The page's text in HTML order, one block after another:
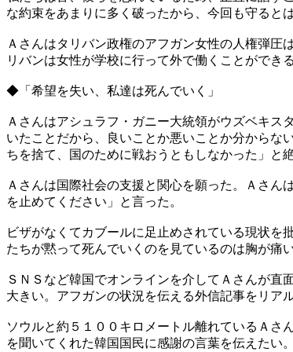
な約束をあまりに多く破ったから、今回も守ると
Ａさんはタリバン政権のアフガン女性の人権弾
リバンは女性が学校に行って外で働くことができ
◆「希望を失い、私達は死んでいく」
Ａさんはアシュラフ・ガニー大統領がウズベキ
いたことだから、良いことか悪いことか分からな
ちを捨て、国のために戦おうともしなかった」と
Ａさんは国際社会の支援と関心を願った。Ａさ
を止めてください」と言った。
ビザがなくてカブールに足止めされている現状
たちが黙って死んでいくのを見ているのは胸が痛
ＳＮＳなど韓国でオンラインを介してＡさんが
大きい。アフガンの状況を伝える外信記事をリア
ソウルと約５１００キロメートル離れているＡさ
を聞いてくれた韓国国民に感謝の言葉を伝えたい